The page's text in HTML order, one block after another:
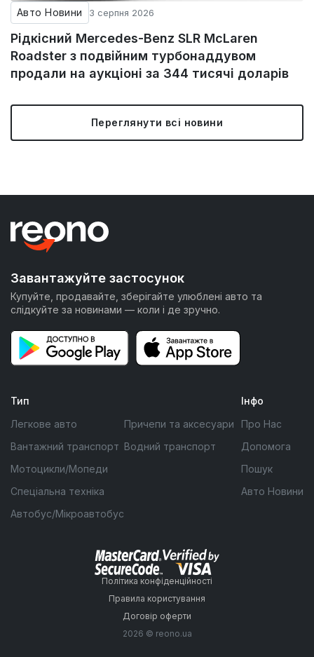
Авто Новини 3 серпня 2026
Рідкісний Mercedes-Benz SLR McLaren
Roadster з подвійним турбонаддувом
продали на аукціоні за 344 тисячі доларів
Переглянути всі новини
Завантажуйте застосунок
Купуйте, продавайте, зберігайте улюблені авто та
слідкуйте за новинами — коли і де зручно.
Тип
Легкове авто
Вантажний транспорт
Мотоцикли/Мопеди
Спеціальна техніка
Автобус/Мікроавтобус
Причепи та аксесуари
Водний транспорт
Інфо
Про Нас
Допомога
Пошук
Авто Новини
Політика конфіденційності
Правила користування
Договір оферти
2026 © reono.ua